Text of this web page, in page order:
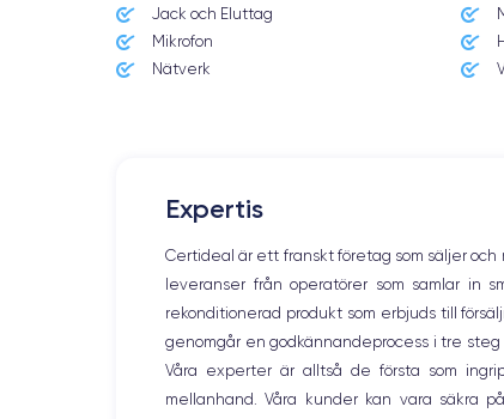
Dimensions
147.5×71.5×7.85 mm
Apple A16 Bionic
Nom GPU
GPU 5-core
Jack och Eluttag
Mikrofon
Nätverk
Expertis
Certideal är ett franskt företag som säljer
leveranser från operatörer som samlar in
rekonditionerad produkt som erbjuds till
genomgår en godkännandeprocess i tre
Våra experter är alltså de första som
mellanhand. Våra kunder kan vara säkra